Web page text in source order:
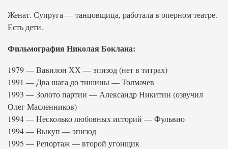
Женат. Супруга — танцовщица, работала в оперном театре.
Есть дети.
Фильмография Николая Боклана:
1979 — Вавилон ХХ — эпизод (нет в титрах)
1991 — Два шага до тишины — Толмачев
1993 — Золото партии — Александр Никитин (озвучил
Олег Масленников)
1994 — Несколько любовных историй — Фульвио
1994 — Выкуп — эпизод
1995 — Репортаж — второй угонщик